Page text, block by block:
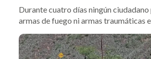
Durante cuatro días ningún
armas de fuego ni armas traumáticas
medida fue adoptada con motivo de
presidencial del próximo 7 de agosto